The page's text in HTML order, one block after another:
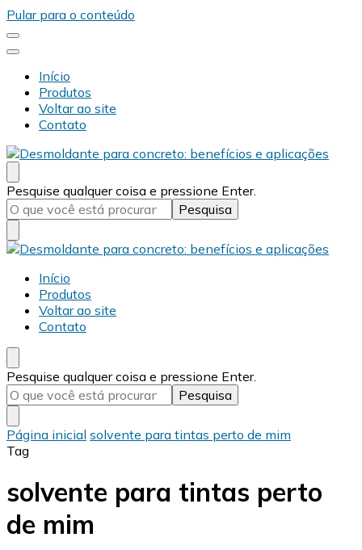
Pular para o conteúdo
Início
Produtos
Voltar ao site
Contato
Desmold
Blog Desmold
Procurando
algo?
Pesquise qualquer coisa e pressione Enter.
Desmold
Blog Desmold
Início
Produtos
Voltar ao site
Contato
Procurando
algo?
Pesquise qualquer coisa e pressione Enter.
Página inicial solvente para tintas perto de mim
Tag
solvente para tintas perto
de mim